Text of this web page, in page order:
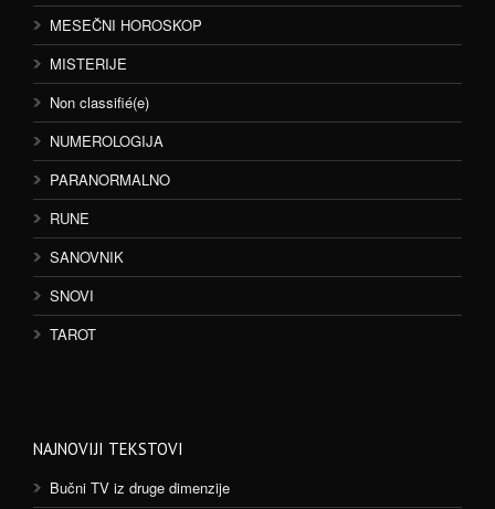
MESEČNI HOROSKOP
MISTERIJE
Non classifié(e)
NUMEROLOGIJA
PARANORMALNO
RUNE
SANOVNIK
SNOVI
TAROT
NAJNOVIJI TEKSTOVI
Bučni TV iz druge dimenzije